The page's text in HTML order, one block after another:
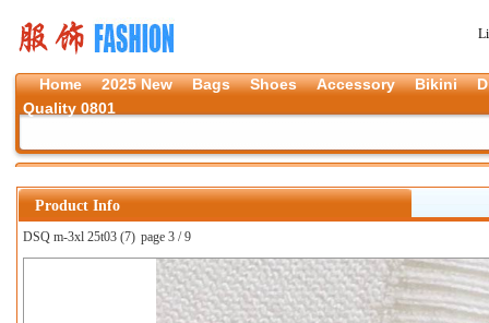
Home 2025 New Bags Shoes Accessory Bikini
Quality 0801
Product Info
DSQ m-3xl 25t03 (7) page 3 / 9
上一张